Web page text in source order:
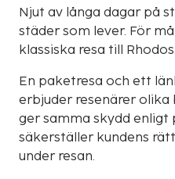
Njut av långa dagar på
städer som lever. För
klassiska resa till Rhodos.
En paketresa och ett
erbjuder resenärer
ger samma skydd enligt
säkerställer kundens
under resan.